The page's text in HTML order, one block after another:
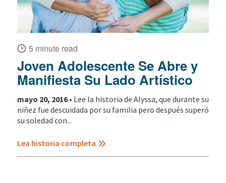
5 minute read
Joven Adolescente Se Abre y
Manifiesta Su Lado Artístico
mayo 20, 2016 • Lee la historia de Alyssa, que durante su
niñez fue descuidada por su familia pero después superó
su soledad con...
Lea historia completa